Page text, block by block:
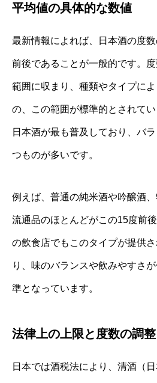
平均値の具体的な数値
最新情報によれば、日本酒の度
前後であることが一般的です。
範囲に収まり、種類やタイプに
の、この範囲が標準的とされて
日本酒が最も普及しており、バ
つものが多いです。
例えば、普通の純米酒や吟醸酒
流通品のほとんどがこの15度前
の飲食店でもこのタイプが提供
り、味のバランスや飲みやすさ
準となっています。
法律上の上限と度数の調整
日本では酒税法により、清酒（